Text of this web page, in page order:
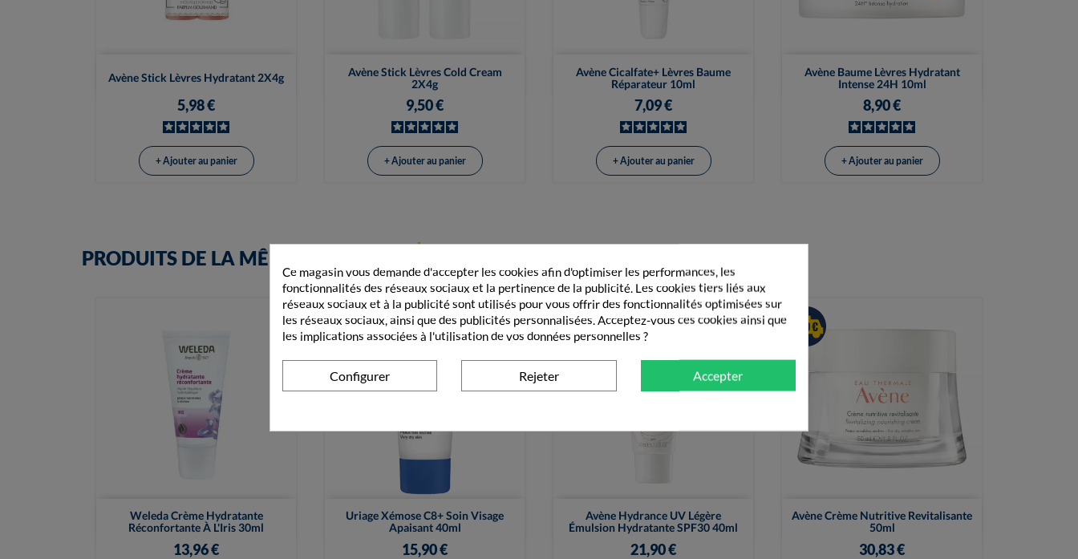
Avène Stick Lèvres Hydratant 2X4g
5,98 €
 Vue rapide
+ Ajouter au panier
Avène Stick Lèvres Cold Cream
2X4g
9,50 €
Vue rapide
+ Ajouter au panier
Avène Cicalfate+ Lèvres Baume
Réparateur 10ml
7,09 €
Vue rapide
+ Ajouter au panier
Avène Baume Lèvres Hydratant
Intense 24H 10ml
8,90 €
Vue rapide
+ Ajouter au panier
PRODUITS DE LA MÊME CATÉGORIE
Weleda Crème Hydratante
Réconfortante À L'Iris 30ml
13,96 €
Vue rapide
Uriage Xémose C8+ Soin Visage
Apaisant 40ml
15,90 €
Vue rapide
Avène Hydrance UV Légère
Émulsion Hydratante SPF30 40ml
21,90 €
Vue rapide
Avène Crème Nutritive Revitalisante
50ml
30,83 €
 Vue rapide
Ce magasin vous demande d'accepter les cookies afin d'optimiser les performances, les
fonctionnalités des réseaux sociaux et la pertinence de la publicité. Les cookies tiers liés aux
réseaux sociaux et à la publicité sont utilisés pour vous offrir des fonctionnalités optimisées sur
les réseaux sociaux, ainsi que des publicités personnalisées. Acceptez-vous ces cookies ainsi que
les implications associées à l'utilisation de vos données personnelles ?
Configurer Rejeter Accepter